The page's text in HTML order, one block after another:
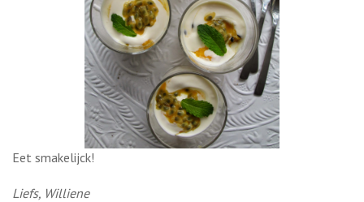
Eet smakelijck!
Liefs, Williene